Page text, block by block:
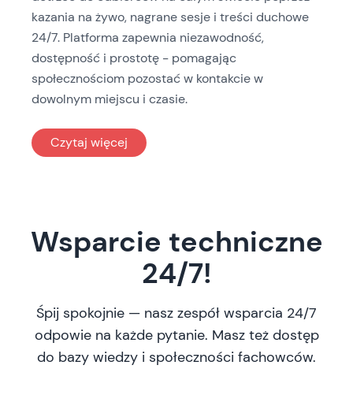
kazania na żywo, nagrane sesje i treści duchowe
24/7. Platforma zapewnia niezawodność,
dostępność i prostotę - pomagając
społecznościom pozostać w kontakcie w
dowolnym miejscu i czasie.
Czytaj więcej : Religia i wiara
Wsparcie techniczne
24/7!
Śpij spokojnie — nasz zespół wsparcia 24/7
odpowie na każde pytanie. Masz też dostęp
do bazy wiedzy i społeczności fachowców.